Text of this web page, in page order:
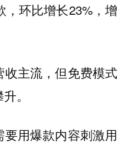
，环比增长23%，增
主流，但免费模式
。
用爆款内容刺激用